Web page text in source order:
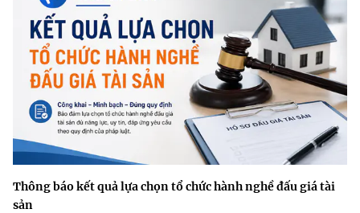
Thông báo kết quả lựa chọn tổ chức hành nghề đấu giá tài
sản